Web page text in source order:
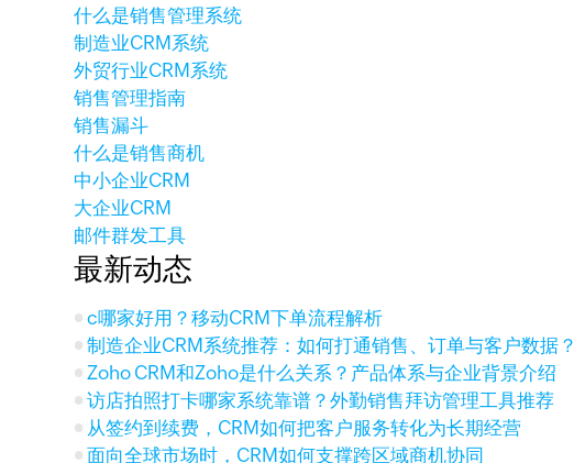
什么是销售管理系统
制造业CRM系统
外贸行业CRM系统
销售管理指南
销售漏斗
什么是销售商机
中小企业CRM
大企业CRM
邮件群发工具
最新动态
c哪家好用？移动CRM下单流程解析
制造企业CRM系统推荐：如何打通销售、订单与客户数据？
Zoho CRM和Zoho是什么关系？产品体系与企业背景介绍
访店拍照打卡哪家系统靠谱？外勤销售拜访管理工具推荐
从签约到续费，CRM如何把客户服务转化为长期经营
面向全球市场时，CRM如何支撑跨区域商机协同